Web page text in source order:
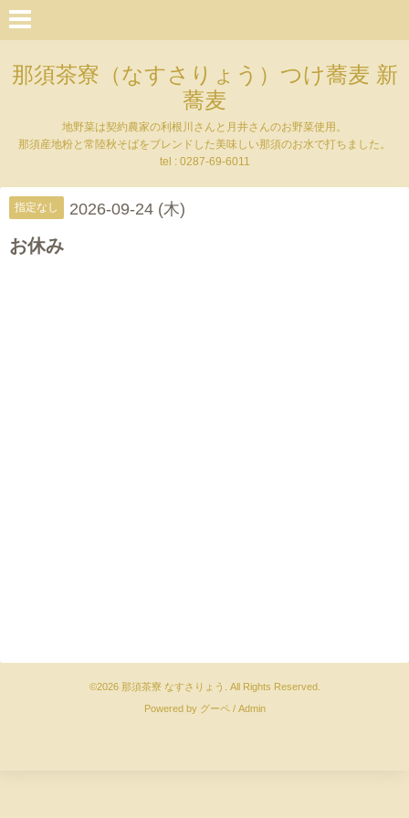
那須茶寮（なすさりょう）つけ蕎麦 新
蕎麦
地野菜は契約農家の利根川さんと月井さんのお野菜使用。
那須産地粉と常陸秋そばをブレンドした美味しい那須のお水で打ちました。
tel : 0287-69-6011
指定なし 2026-09-24 (木)
お休み
©2026 那須茶寮 なすさりょう
. All Rights Reserved.
Powered by グーペ/ Admin